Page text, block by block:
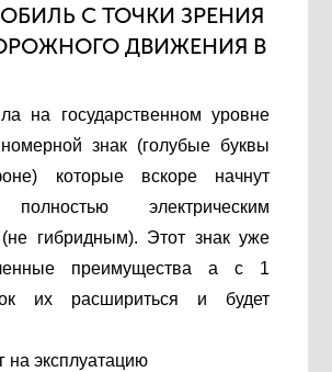
С ТОЧКИ ЗРЕНИЯ
ДВИЖЕНИЯ В
на государственном уровне
знак (голубые буквы
которые вскоре начнут
электрическим
гибридным). Этот знак уже
преимущества а с 1
их расшириться и будет
на эксплуатацию